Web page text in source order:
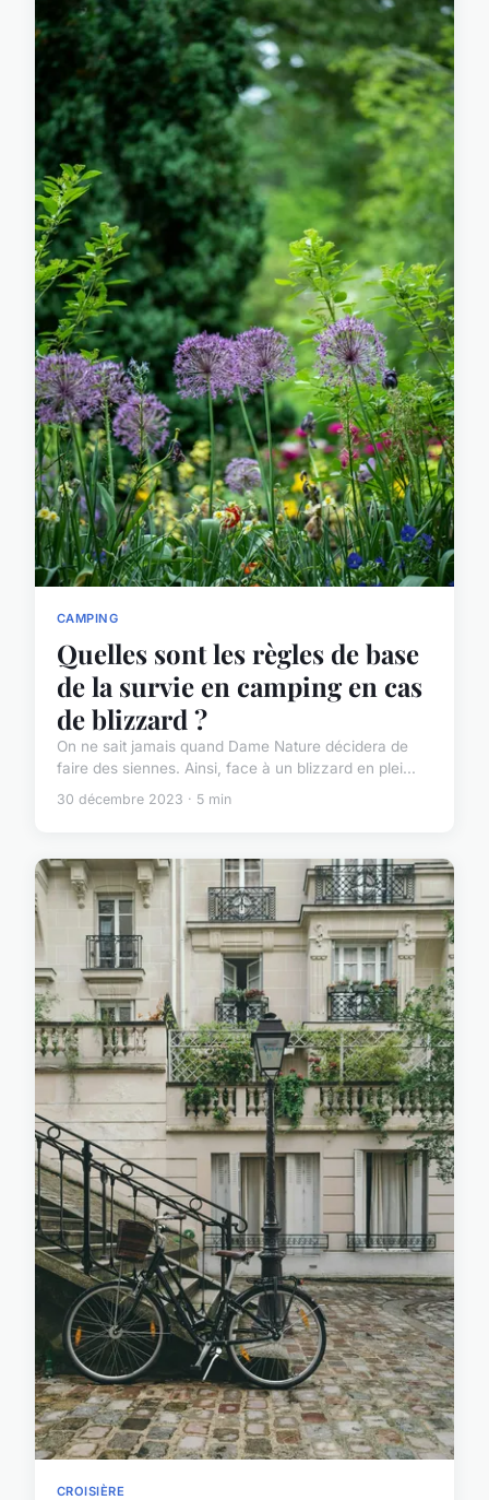
CAMPING
Quelles sont les règles de base
de la survie en camping en cas
de blizzard ?
On ne sait jamais quand Dame Nature décidera de
faire des siennes. Ainsi, face à un blizzard en plei...
30 décembre 2023 · 5 min
CROISIÈRE